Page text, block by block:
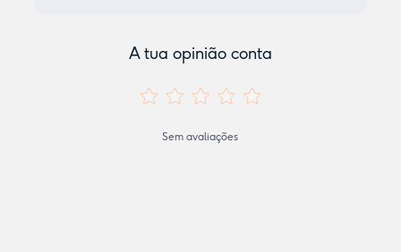
A tua opinião conta
Sem avaliações